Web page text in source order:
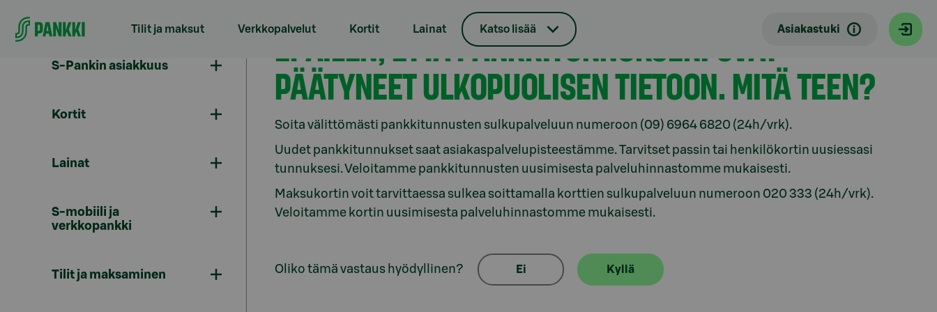
Tilit ja maksut Verkkopalvelut Kortit Lainat Katso lisää Asiakastuki
S-Pankin asiakkuus
Kortit
Lainat
S-mobiili ja
verkkopankki
Tilit ja maksaminen
EPÄILEN, ETTÄ PANKKITUNNUKSENI OVAT
PÄÄTYNEET ULKOPUOLISEN TIETOON. MITÄ TEEN?
Soita välittömästi pankkitunnusten sulkupalveluun numeroon (09) 6964 6820 (24h/vrk).
Uudet pankkitunnukset saat asiakaspalvelupisteestämme. Tarvitset passin tai henkilökortin uusiessasi
tunnuksesi. Veloitamme pankkitunnusten uusimisesta palveluhinnastomme mukaisesti.
Maksukortin voit tarvittaessa sulkea soittamalla korttien sulkupalveluun numeroon 020 333 (24h/vrk).
Veloitamme kortin uusimisesta palveluhinnastomme mukaisesti.
Oliko tämä vastaus hyödyllinen? Ei Kyllä